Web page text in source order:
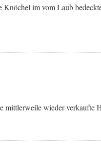
im vom Laub
mittlerweile wieder verkaufte